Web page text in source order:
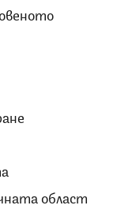
област